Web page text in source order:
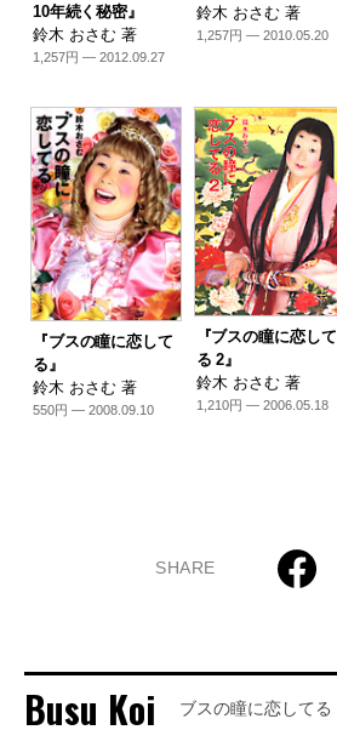
10年続く秘密』
鈴木 おさむ 著
1,257円 — 2012.09.27
鈴木 おさむ 著
1,257円 — 2010.05.20
『ブスの瞳に恋して
る』
鈴木 おさむ 著
550円 — 2008.09.10
『ブスの瞳に恋して
る 2』
鈴木 おさむ 著
1,210円 — 2006.05.18
SHARE
Busu Koi ブスの瞳に恋してる